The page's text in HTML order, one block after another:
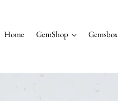
Home GemShop Gemsbox